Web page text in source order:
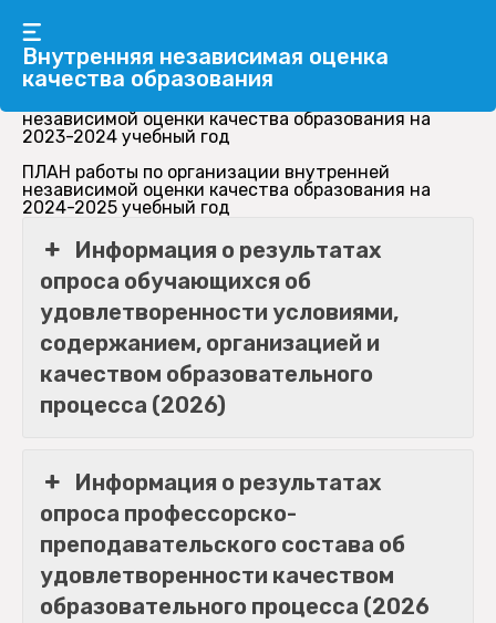
Внутренняя независимая оценка
качества образования
ПЛАН работы по организации внутренней
независимой оценки качества образования на
2022-2023 учебный год
независимой оценки качества образования на
2023-2024 учебный год
ПЛАН работы по организации внутренней
независимой оценки качества образования на
2024-2025 учебный год
Информация о результатах
опроса обучающихся об
удовлетворенности условиями,
содержанием, организацией и
качеством образовательного
процесса (2026)
Информация о результатах
опроса профессорско-
преподавательского состава об
удовлетворенности качеством
образовательного процесса (2026